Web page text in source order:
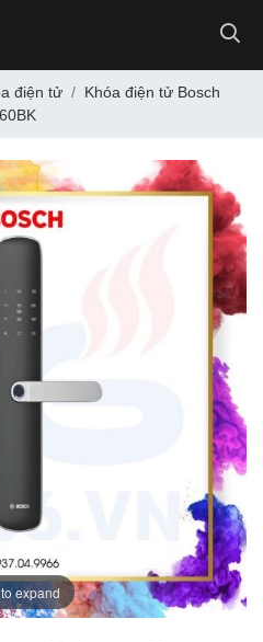
điện tử
Khóa điện tử Bosch
expand